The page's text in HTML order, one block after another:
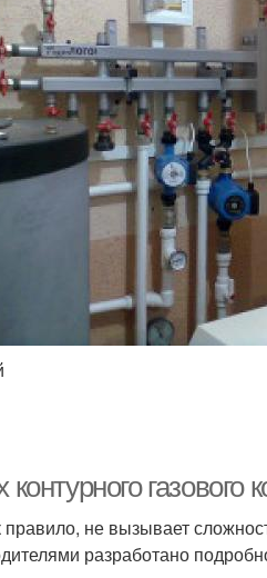
газового
правило, не вызывает
разработано